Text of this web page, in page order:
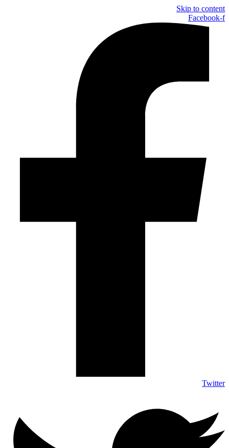
Skip to content
Facebook-f
Twitter